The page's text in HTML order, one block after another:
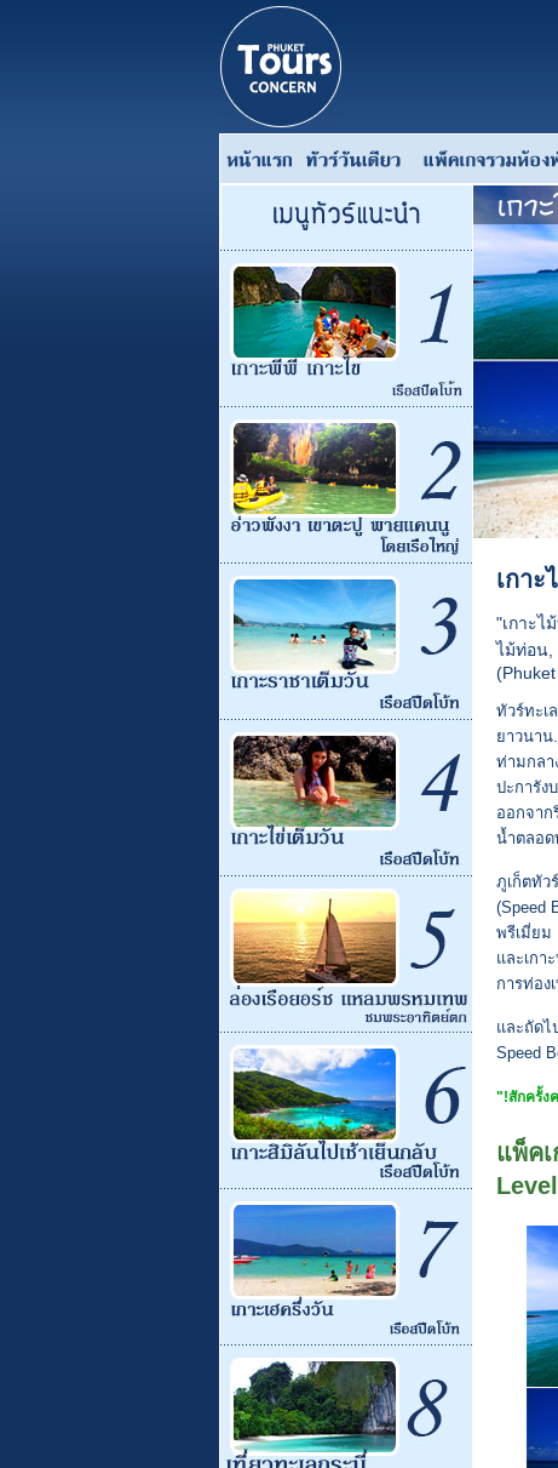
เกา
"เกาะไ
ไม้ท่อน,
ทัวร์ทะเ
ยาวนาน
ท่ามกลา
ปะการัง
ออกจาก
น้ำตลอด
ภูเก็ตทัว
(Speed
พรีเมี่ยม
และเกา
การท่อง
และถัดไ
Speed
"!สักครั้ง
แพ็ค
Level